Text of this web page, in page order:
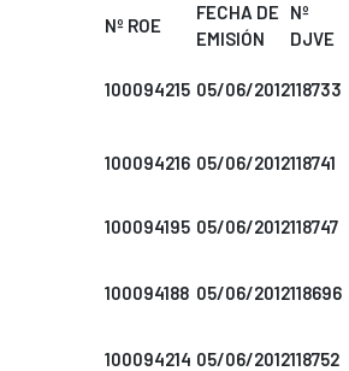
Nº ROE
FECHA DE
EMISIÓN
Nº
DJVE
100094215 05/06/2012118733
100094216 05/06/2012118741
100094195 05/06/2012118747
100094188 05/06/2012118696
100094214 05/06/2012118752